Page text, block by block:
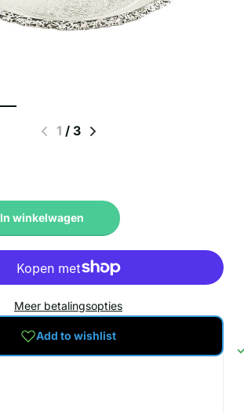
1 / 3
In winkelwagen
Meer betalingsopties
Add to wishlist